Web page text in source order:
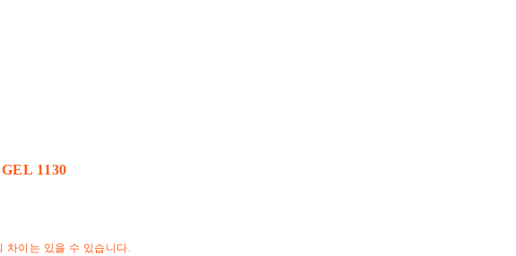
1130
차이는 있을 수 있습니다.